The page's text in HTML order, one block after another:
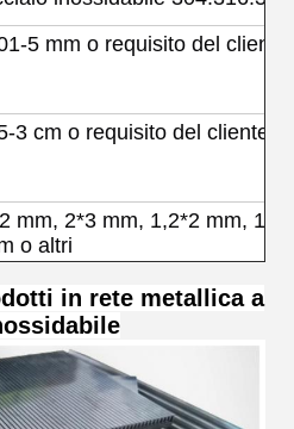
5 mm o requisito del cliente
3 cm o requisito del cliente
mm, 2*3 mm, 1,2*2 mm,
o altri
mm, 3*4 mm, 3*4,6 mm o
in rete metallica a